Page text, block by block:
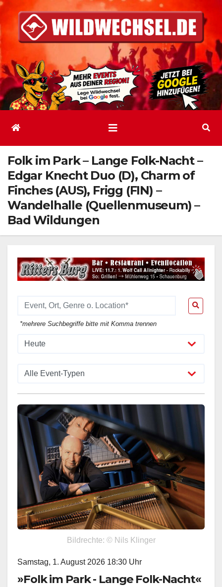
Inhalt
springen
Folk im Park – Lange Folk-Nacht –
Edgar Knecht Duo (D), Charm of
Finches (AUS), Frigg (FIN) –
Wandelhalle (Quellenmuseum) –
Bad Wildungen
*mehrere Suchbegriffe bitte mit Komma trennen
Bildrechte: © Nils Klinger
Samstag, 1. August 2026 18:30 Uhr
»Folk im Park - Lange Folk-Nacht«